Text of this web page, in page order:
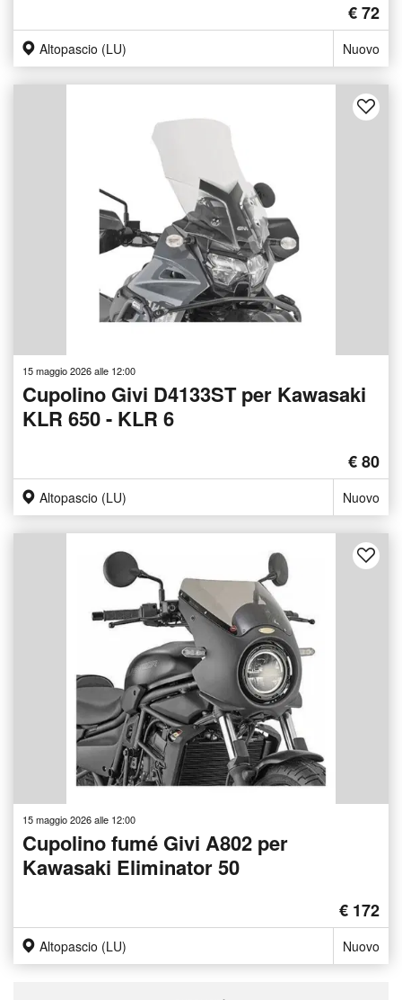
€ 72
Altopascio (LU) Nuovo
15 maggio 2026 alle 12:00
Cupolino Givi D4133ST per Kawasaki
KLR 650 - KLR 6
€ 80
Altopascio (LU) Nuovo
15 maggio 2026 alle 12:00
Cupolino fumé Givi A802 per
Kawasaki Eliminator 50
€ 172
Altopascio (LU) Nuovo